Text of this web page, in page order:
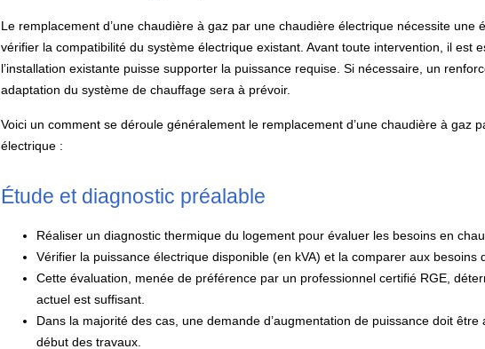
Le remplacement d’une chaudière à gaz par une chaudière électrique nécessite une
vérifier la compatibilité du système électrique existant. Avant toute intervention, il est
l’installation existante puisse supporter la puissance requise. Si nécessaire, un
adaptation du système de chauffage sera à prévoir.
Voici un comment se déroule généralement le remplacement d’une chaudière à gaz
électrique :
Étude et diagnostic préalable
Réaliser un diagnostic thermique du logement pour évaluer les besoins en
Vérifier la puissance électrique disponible (en kVA) et la comparer aux besoins
Cette évaluation, menée de préférence par un professionnel certifié RGE,
actuel est suffisant.
Dans la majorité des cas, une demande d’augmentation de puissance doit
début des travaux.